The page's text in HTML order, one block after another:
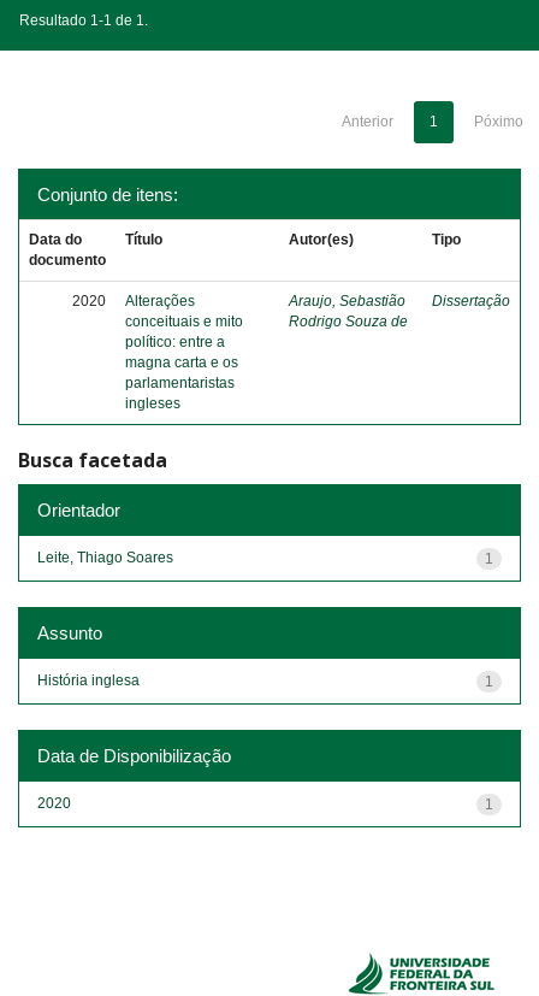
Resultado 1-1 de 1.
Anterior 1 Póximo
Conjunto de itens:
Data do
documento
Título Autor(es) Tipo
2020
Alterações
conceituais e mito
político: entre a
magna carta e os
parlamentaristas
ingleses
Araujo, Sebastião
Rodrigo Souza de
Dissertação
Busca facetada
Orientador
1
Leite, Thiago Soares
Assunto
1
História inglesa
Data de Disponibilização
1
2020